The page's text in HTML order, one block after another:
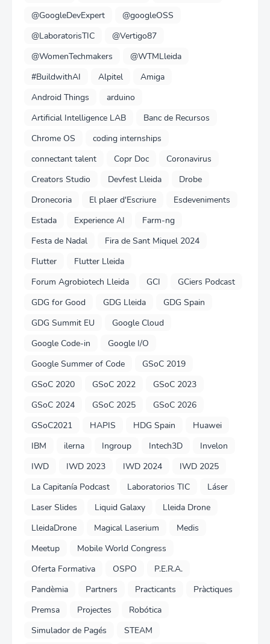
@GoogleDevExpert
@googleOSS
@LaboratorisTIC
@Vertigo87
@WomenTechmakers
@WTMLleida
#BuildwithAI
Alpitel
Amiga
Android Things
arduino
Artificial Intelligence LAB
Banc de Recursos
Chrome OS
coding internships
connectant talent
Copr Doc
Coronavirus
Creators Studio
Devfest Lleida
Drobe
Dronecoria
El plaer d'Escriure
Esdeveniments
Estada
Experience AI
Farm-ng
Festa de Nadal
Fira de Sant Miquel 2024
Flutter
Flutter Lleida
Forum Agrobiotech Lleida
GCI
GCiers Podcast
GDG for Good
GDG Lleida
GDG Spain
GDG Summit EU
Google Cloud
Google Code-in
Google I/O
Google Summer of Code
GSoC 2019
GSoC 2020
GSoC 2022
GSoC 2023
GSoC 2024
GSoC 2025
GSoC 2026
GSoC2021
HAPIS HDG Spain
Huawei
IBM
ilerna Ingroup Intech3D
Invelon
IWD
IWD 2023 IWD 2024
IWD 2025
La Capitanía Podcast
Laboratorios TIC
Láser
Laser Slides
Liquid Galaxy
Lleida Drone
LleidaDrone
Magical Laserium
Medis
Meetup
Mobile World Congress
Oferta Formativa
OSPO
P.E.R.A.
Pandèmia
Partners Practicants
Pràctiques
Premsa
Projectes
Robótica
Simulador de Pagés
STEAM